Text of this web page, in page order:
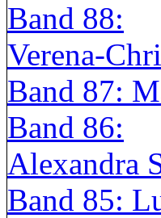
Band 88:
Verena-
Band 87:
Band 86:
Alexandra
Band 85: